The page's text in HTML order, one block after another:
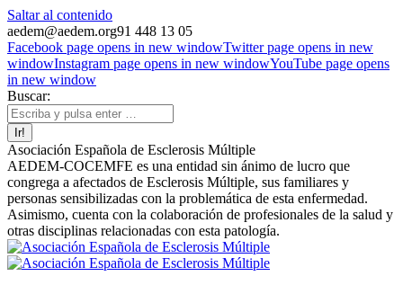
Saltar al contenido
aedem@aedem.org91 448 13 05
Facebook page opens in new windowTwitter page opens in new
windowInstagram page opens in new windowYouTube page opens
in new window
Buscar:
Asociación Española de Esclerosis Múltiple
AEDEM-COCEMFE es una entidad sin ánimo de lucro que
congrega a afectados de Esclerosis Múltiple, sus familiares y
personas sensibilizadas con la problemática de esta enfermedad.
Asimismo, cuenta con la colaboración de profesionales de la salud y
otras disciplinas relacionadas con esta patología.